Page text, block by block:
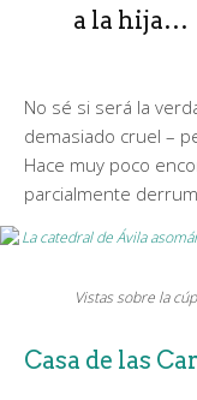
a la hija…
No sé si será la
demasiado cruel –
Hace muy poco
parcialmente
Vistas sobre la
Casa de las